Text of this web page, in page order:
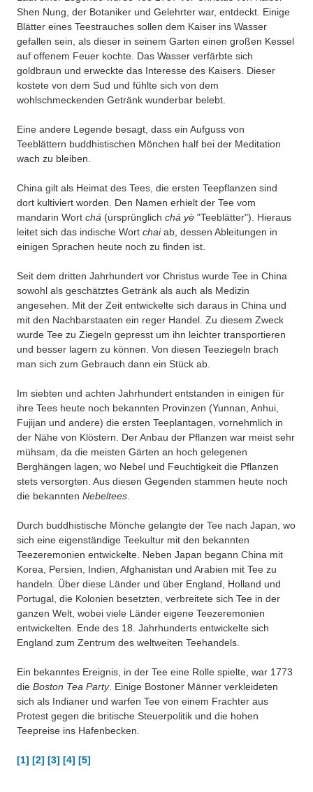
Shen Nung, der Botaniker und Gelehrter war, entdeckt. Einige
Blätter eines Teestrauches sollen dem Kaiser ins Wasser
gefallen sein, als dieser in seinem Garten einen großen Kessel
auf offenem Feuer kochte. Das Wasser verfärbte sich
goldbraun und erweckte das Interesse des Kaisers. Dieser
kostete von dem Sud und fühlte sich von dem
wohlschmeckenden Getränk wunderbar belebt.
Eine andere Legende besagt, dass ein Aufguss von
Teeblättern buddhistischen Mönchen half bei der Meditation
wach zu bleiben.
China gilt als Heimat des Tees, die ersten Teepflanzen sind
dort kultiviert worden. Den Namen erhielt der Tee vom
mandarin Wort chá (ursprünglich chá yè "Teeblätter"). Hieraus
leitet sich das indische Wort chaiab, dessen Ableitungen in
einigen Sprachen heute noch zu finden ist.
Seit dem dritten Jahrhundert vor Christus wurde Tee in China
sowohl als geschätztes Getränk als auch als Medizin
angesehen. Mit der Zeit entwickelte sich daraus in China und
mit den Nachbarstaaten ein reger Handel. Zu diesem Zweck
wurde Tee zu Ziegeln gepresst um ihn leichter transportieren
und besser lagern zu können. Von diesen Teeziegeln brach
man sich zum Gebrauch dann ein Stück ab.
Im siebten und achten Jahrhundert entstanden in einigen für
ihre Tees heute noch bekannten Provinzen (Yunnan, Anhui,
Fujijan und andere) die ersten Teeplantagen, vornehmlich in
der Nähe von Klöstern. Der Anbau der Pflanzen war meist sehr
mühsam, da die meisten Gärten an hoch gelegenen
Berghängen lagen, wo Nebel und Feuchtigkeit die Pflanzen
stets versorgten. Aus diesen Gegenden stammen heute noch
die bekannten Nebeltees
Durch buddhistische Mönche gelangte der Tee nach Japan, wo
sich eine eigenständige Teekultur mit den bekannten
Teezeremonien entwickelte. Neben Japan begann China mit
Korea, Persien, Indien, Afghanistan und Arabien mit Tee zu
handeln. Über diese Länder und über England, Holland und
Portugal, die Kolonien besetzten, verbreitete sich Tee in der
ganzen Welt, wobei viele Länder eigene Teezeremonien
entwickelten. Ende des 18. Jahrhunderts entwickelte sich
England zum Zentrum des weltweiten Teehandels.
Ein bekanntes Ereignis, in der Tee eine Rolle spielte, war 1773
die Boston Tea Party. Einige Bostoner Männer verkleideten
sich als Indianer und warfen Tee von einem Frachter aus
Protest gegen die britische Steuerpolitik und die hohen
Teepreise ins Hafenbecken.
[1] [2] [3] [4] [5]